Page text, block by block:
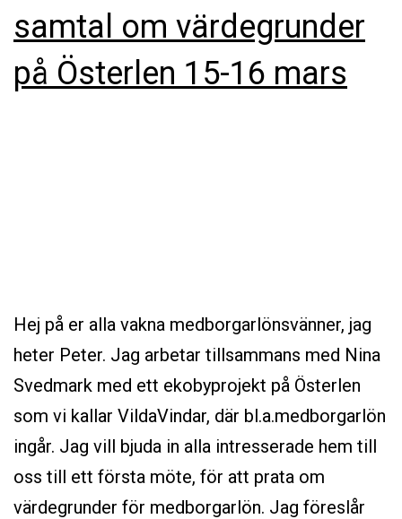
samtal om värdegrunder
på Österlen 15-16 mars
Hej på er alla vakna medborgarlönsvänner, jag
heter Peter. Jag arbetar tillsammans med Nina
Svedmark med ett ekobyprojekt på Österlen
som vi kallar VildaVindar, där bl.a.medborgarlön
ingår. Jag vill bjuda in alla intresserade hem till
oss till ett första möte, för att prata om
värdegrunder för medborgarlön. Jag föreslår